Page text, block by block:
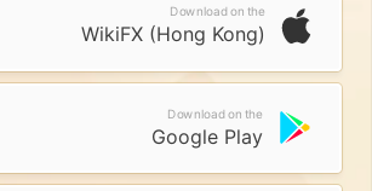
Download on the
WikiFX (Hong Kong)
Download on the
Google Play